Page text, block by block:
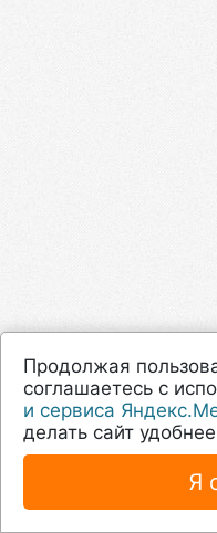
Продолжая
соглашаетесь с
и сервиса
делать сайт
Я